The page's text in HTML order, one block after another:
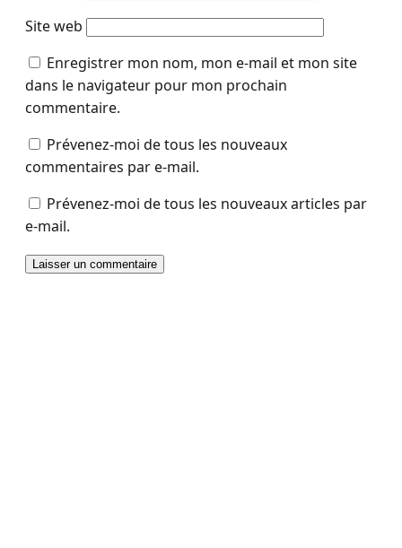
Site web
Enregistrer mon nom, mon e-mail et mon site
dans le navigateur pour mon prochain
commentaire.
Prévenez-moi de tous les nouveaux
commentaires par e-mail.
Prévenez-moi de tous les nouveaux articles par
e-mail.